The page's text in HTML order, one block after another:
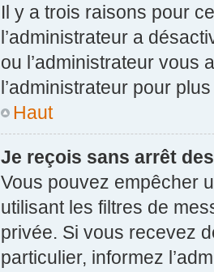
Il y a trois raisons pour
l’administrateur a
ou l’administrateur vous
l’administrateur pour
Haut
Je reçois sans arrêt
Vous pouvez empêcher
utilisant les filtres de
privée. Si vous recevez
particulier, informez